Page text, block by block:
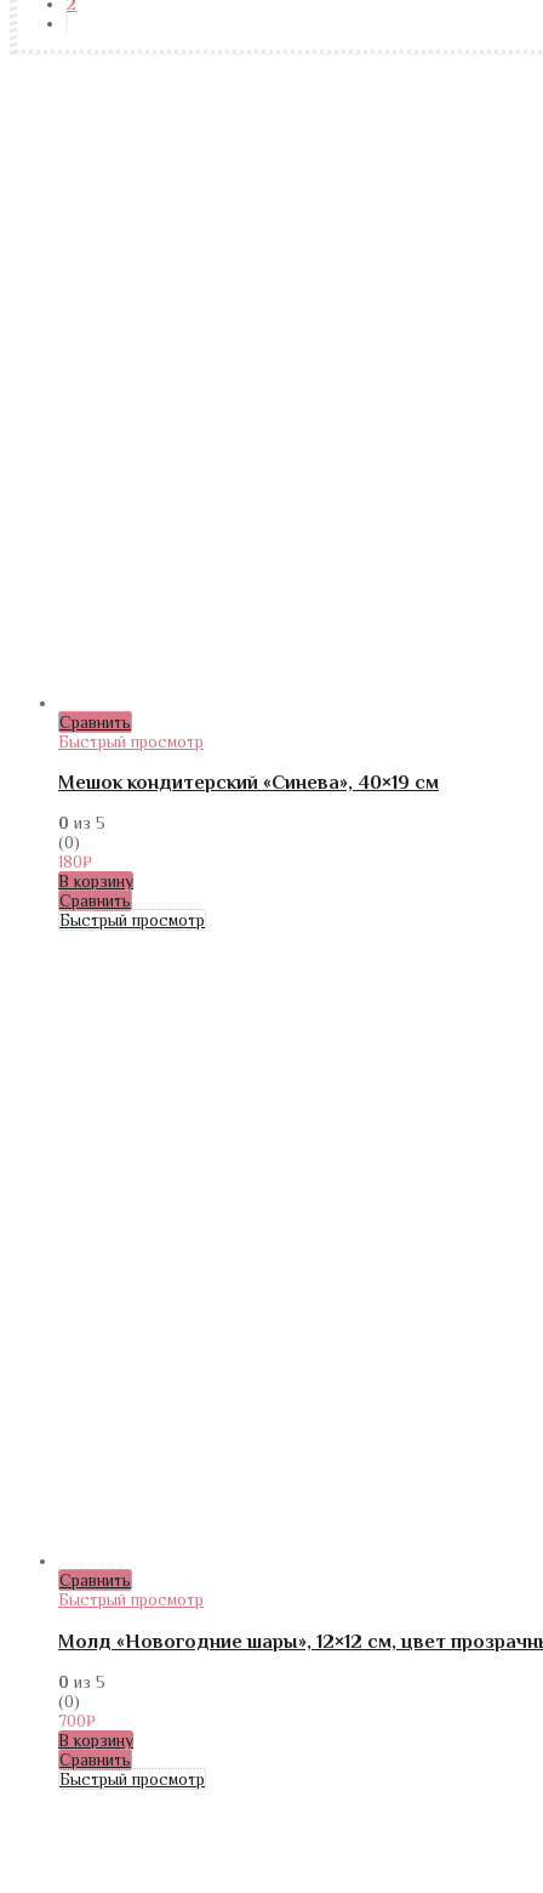
Сравнить
Быстрый просмотр
Мешок кондитерский «Синева», 40×19 см
0 из 5
(0)
180₽
В корзину
Сравнить
Быстрый просмотр
Сравнить
Быстрый просмотр
Молд «Новогодние шары», 12×12 см, цвет
0 из 5
(0)
700₽
В корзину
Сравнить
Быстрый просмотр